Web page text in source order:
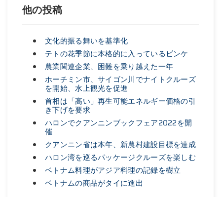
他の投稿
文化的振る舞いを基準化
テトの花季節に本格的に入っているビンケ
農業関連企業、困難を乗り越えた一年
ホーチミン市、サイゴン川でナイトクルーズ
を開始、水上観光を促進
首相は「高い」再生可能エネルギー価格の引
き下げを要求
ハロンでクアンニンブックフェア2022を開
催
クアンニン省は本年、新農村建設目標を達成
ハロン湾を巡るパッケージクルーズを楽しむ
ベトナム料理がアジア料理の記録を樹立
ベトナムの商品がタイに進出